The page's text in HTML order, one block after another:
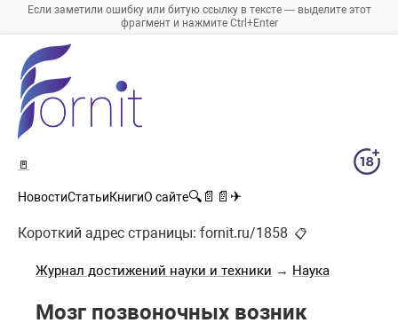
Если заметили ошибку или битую ссылку в тексте — выделите этот
фрагмент и нажмите Ctrl+Enter
🚪
НовостиСтатьиКнигиО сайте🔍 📄 📄 ✈
Короткий адрес страницы: fornit.ru/1858 📋
Журнал достижений науки и техники → Наука
Мозг позвоночных возник